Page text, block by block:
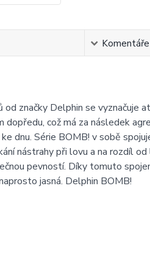
Komentáře
značky Delphin se vyznačuje
což má za následek
dnu. Série BOMB! v sobě
nástrahy při lovu a na rozdíl
pevností. Díky tomuto
jasná. Delphin BOMB!